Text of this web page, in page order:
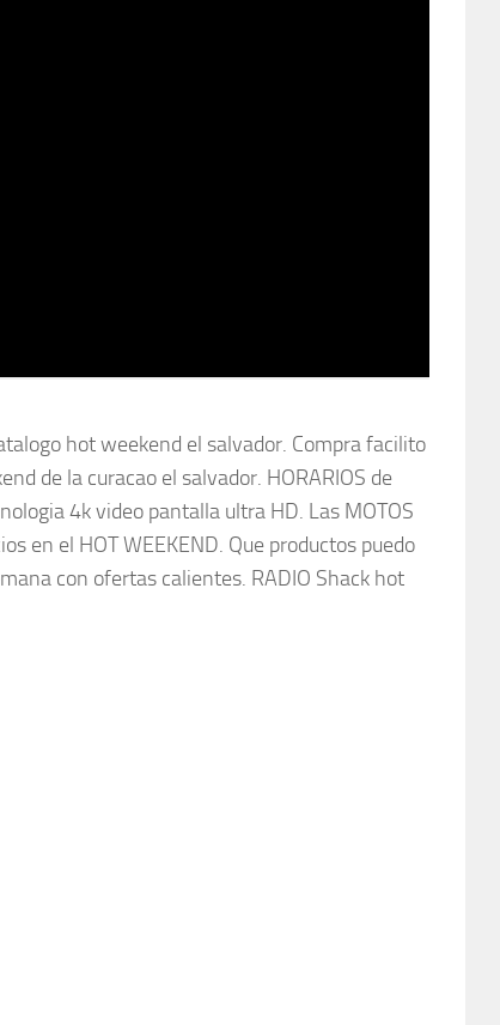
hot weekend el salvador. Compra facilito
de la curacao el salvador. HORARIOS de
4k video pantalla ultra HD. Las MOTOS
en el HOT WEEKEND. Que productos puedo
con ofertas calientes. RADIO Shack hot